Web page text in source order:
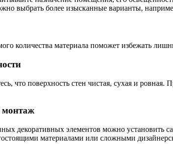
выбрать более изысканные варианты,
количества материала поможет избежать
что поверхность стен чистая, сухая и
монтаж
декоративных элементов можно установить
материалами или сложными